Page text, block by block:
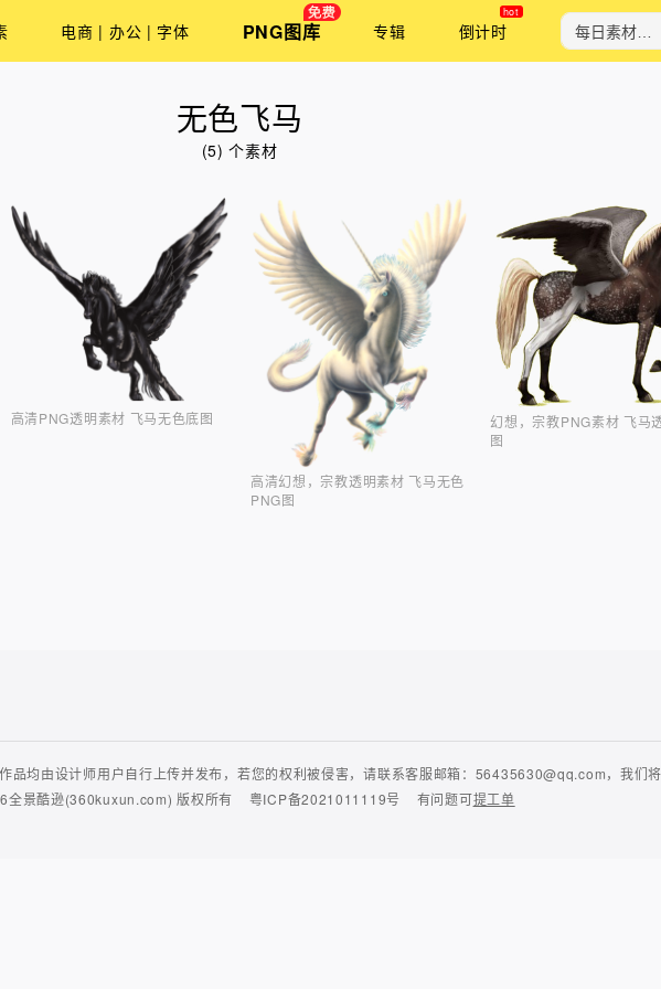
电商 | 办公 | 字体 PNG图库 专辑 倒计时
无色飞马
(5) 个素材
高清PNG透明素材 飞马无色底图
高清幻想，宗教透明素材 飞马无色
PNG图
幻想，宗教PNG素材 飞马
图
品均由设计师用户自行上传并发布，若您的权利被侵害，请联系客服邮箱：56435630@qq.com，我们
全景酷逊(360kuxun.com) 版权所有 粤ICP备2021011119号 有问题可提工单